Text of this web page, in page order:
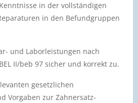
in der vollständigen
in den Befundgruppen
und Laborleistungen nach
II/beb 97 sicher und korrekt zu.
gesetzlichen
Vorgaben zur Zahnersatz-